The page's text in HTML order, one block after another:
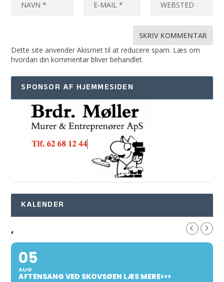
Dette site anvender Akismet til at reducere spam. Læs om
hvordan din kommentar bliver behandlet.
SPONSOR AF HJEMMESIDEN
KALENDER
,
05
AUG
AFTENSANG VED SKOVSØEN LÆS MERE>>>